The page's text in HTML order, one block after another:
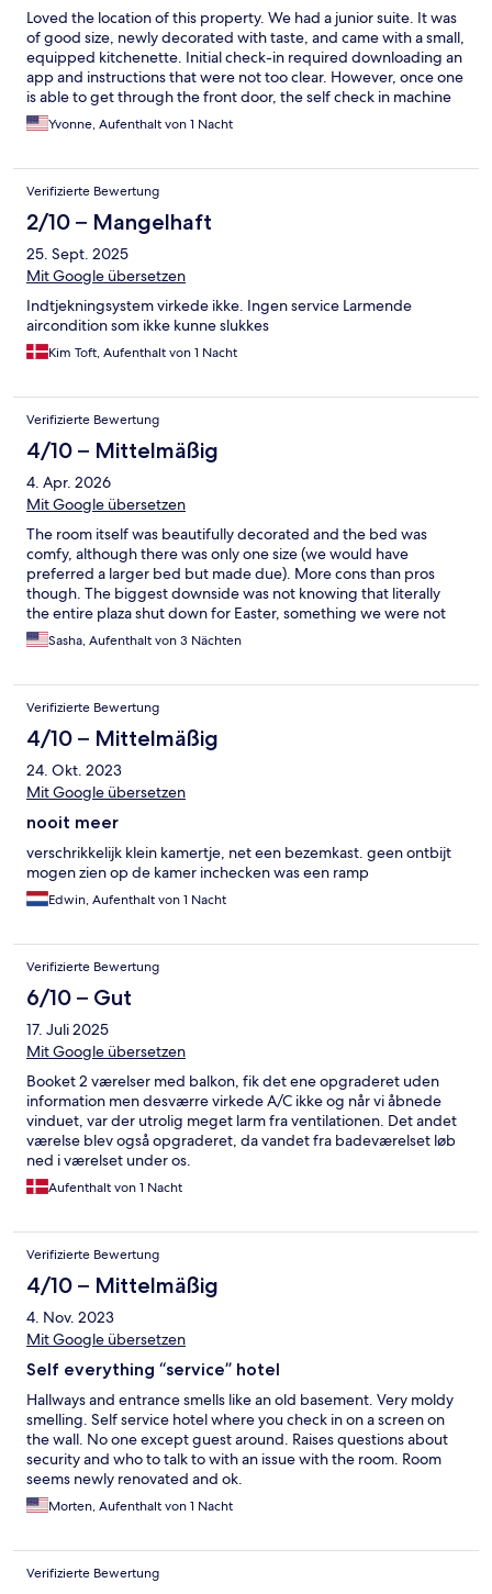
Loved the location of this property. We had a junior suite. It was
of good size, newly decorated with taste, and came with a small,
equipped kitchenette. Initial check-in required downloading an
app and instructions that were not too clear. However, once one
is able to get through the front door, the self check in machine
worked rather well. All in all, we enjoyed our two short stays.
Yvonne, Aufenthalt von 1 Nacht
Verifizierte Bewertung
2/10 – Mangelhaft
25. Sept. 2025
Mit Google übersetzen
Indtjekningsystem virkede ikke. Ingen service Larmende
aircondition som ikke kunne slukkes
Kim Toft, Aufenthalt von 1 Nacht
Verifizierte Bewertung
4/10 – Mittelmäßig
4. Apr. 2026
Mit Google übersetzen
The room itself was beautifully decorated and the bed was
comfy, although there was only one size (we would have
preferred a larger bed but made due). More cons than pros
though. The biggest downside was not knowing that literally
the entire plaza shut down for Easter, something we were not
aware of at all, despite having already visited two other cities in
Norway with everything still open. We would have appreciated
amenities, additional towels or toiletries, and their FAQs state
that guests can purchase what they need at nearby stores -
which were all closed. That includes the pharmacies, which was
awful because half our travel party got sick with the flu and we
had nowhere to get meds despite walking around for a couple
hours. When I emailed the staff about the major inconvenience,
holidays and closures. We stayed for three nights in this
condition so it was not an enjoyable experience at all.
Unfortunate, really.
Sasha, Aufenthalt von 3 Nächten
Verifizierte Bewertung
4/10 – Mittelmäßig
24. Okt. 2023
Mit Google übersetzen
nooit meer
verschrikkelijk klein kamertje, net een bezemkast. geen ontbijt
mogen zien op de kamer inchecken was een ramp
Edwin, Aufenthalt von 1 Nacht
Verifizierte Bewertung
6/10 – Gut
17. Juli 2025
Mit Google übersetzen
Booket 2 værelser med balkon, fik det ene opgraderet uden
information men desværre virkede A/C ikke og når vi åbnede
vinduet, var der utrolig meget larm fra ventilationen. Det andet
værelse blev også opgraderet, da vandet fra badeværelset løb
ned i værelset under os.
Aufenthalt von 1 Nacht
Verifizierte Bewertung
4/10 – Mittelmäßig
4. Nov. 2023
Mit Google übersetzen
Self everything “service” hotel
Hallways and entrance smells like an old basement. Very moldy
smelling. Self service hotel where you check in on a screen on
the wall. No one except guest around. Raises questions about
security and who to talk to with an issue with the room. Room
seems newly renovated and ok.
Morten, Aufenthalt von 1 Nacht
Verifizierte Bewertung